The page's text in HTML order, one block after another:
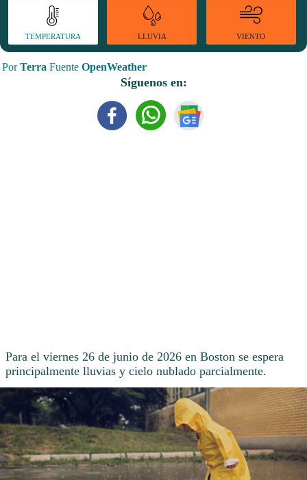
TEMPERATURA LLUVIA VIENTO
PorTerra Fuente OpenWeather
Síguenos en:
Para el viernes 26 de junio de 2026 en Boston se espera
principalmente lluvias y cielo nublado parcialmente.